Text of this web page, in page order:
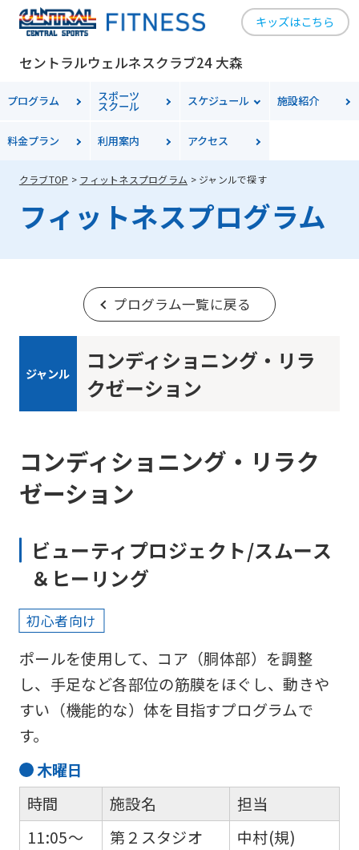
キッズはこちら
セントラルウェルネスクラブ24 大森
プログラム スポーツ
スクール スケジュール 施設紹介
料金プラン 利用案内 アクセス
クラブTOP フィットネスプログラム ジャンルで探す
フィットネスプログラム
プログラム一覧に戻る
ジャンル
コンディショニング・リラ
クゼーション
コンディショニング・リラク
ゼーション
ビューティプロジェクト/スムース
＆ヒーリング
初心者向け
ポールを使用して、コア（胴体部）を調整
し、手足など各部位の筋膜をほぐし、動きや
すい（機能的な）体を目指すプログラムで
す。
木曜日
時間
11:05～
施設名
第２スタジオ
担当
中村(規)